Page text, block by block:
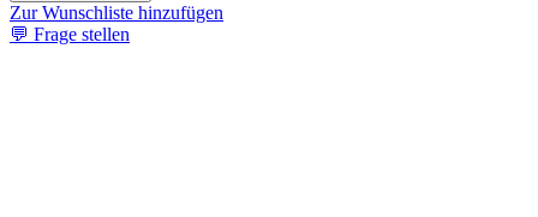
Zur Wunschliste hinzufügen
💬 Frage stellen